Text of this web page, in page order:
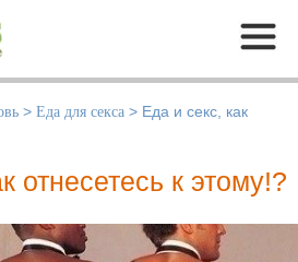
Меню
> Еда для секса > Еда и секс, как
отнесетесь к этому!?